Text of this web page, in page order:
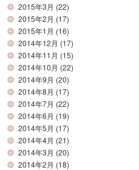
2015年3月 (22)
2015年2月 (17)
2015年1月 (16)
2014年12月 (17)
2014年11月 (15)
2014年10月 (22)
2014年9月 (20)
2014年8月 (17)
2014年7月 (22)
2014年6月 (19)
2014年5月 (17)
2014年4月 (21)
2014年3月 (20)
2014年2月 (18)